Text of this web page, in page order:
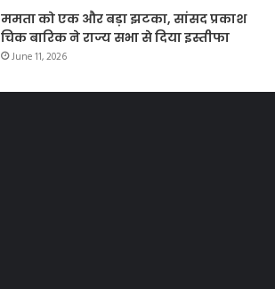
ममता को एक और बड़ा झटका, सांसद प्रकाश
चिक बारिक ने राज्य सभा से दिया इस्तीफा
June 11, 2026